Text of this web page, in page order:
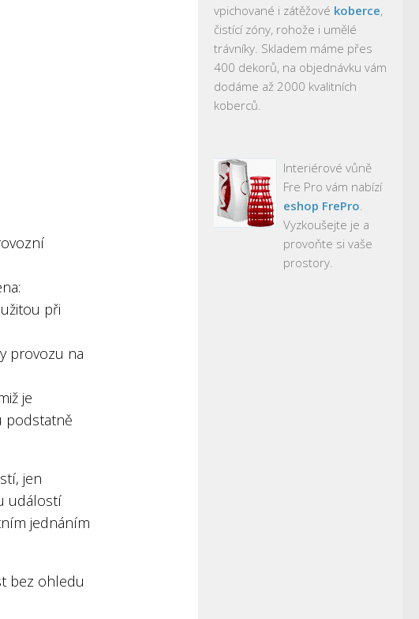
při
provozu na
je
podstatně
jen
událostí
jednáním
bez ohledu
vpichované i zátěžové koberce,
čistící zóny, rohože i umělé
trávníky. Skladem máme přes
400 dekorů, na objednávku vám
dodáme až 2000 kvalitních
koberců.
Interiérové vůně
Fre Pro vám nabízí
eshop FrePro.
Vyzkoušejte je a
provoňte si vaše
prostory.